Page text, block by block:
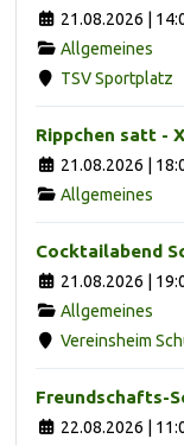
21.08.2026 |
Allgemeines
TSV Sportplatz
Rippchen satt -
21.08.2026 |
Allgemeines
Cocktailabend
21.08.2026 |
Allgemeines
Vereinsheim
Freundschafts-
22.08.2026 |